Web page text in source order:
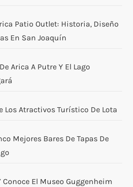
Patio Outlet: Historia, Diseño
En San Joaquín
Arica A Putre Y El Lago
Los Atractivos Turístico De Lota
Mejores Bares De Tapas De
Conoce El Museo Guggenheim